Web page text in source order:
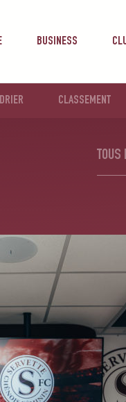
BUSINESS
CLASSEMENT
TOUS